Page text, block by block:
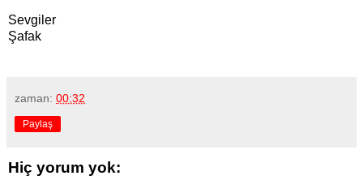
Sevgiler
Şafak
zaman: 00:32
Paylaş
Hiç yorum yok: